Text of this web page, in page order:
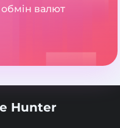
обмін валют
Hunter